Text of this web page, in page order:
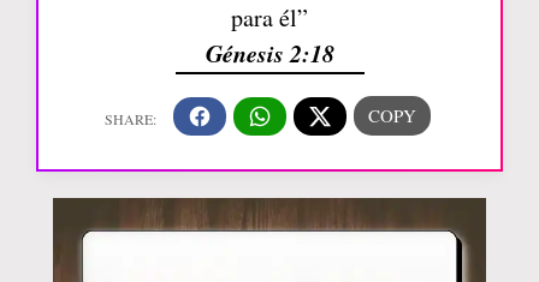
para él”
Génesis 2:18